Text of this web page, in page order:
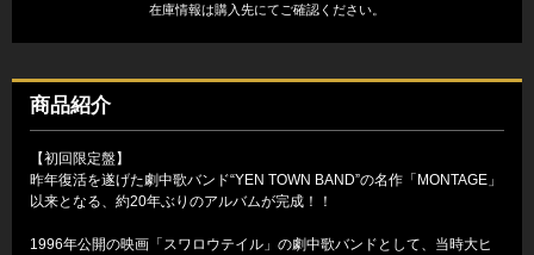
在庫情報は購入先にてご確認ください。
商品紹介
【初回限定盤】
昨年復活を遂げた劇中歌バンド“YEN TOWN BAND”の名作「MONTAGE」
以来となる、約20年ぶりのアルバムが完成！！
1996年公開の映画「スワロウテイル」の劇中歌バンドとして、当時大ヒ